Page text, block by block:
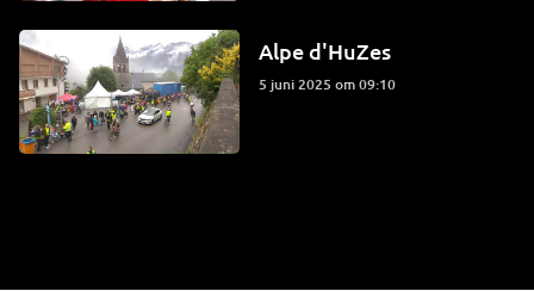
Alpe d'HuZes
5 juni 2025 om 09:10